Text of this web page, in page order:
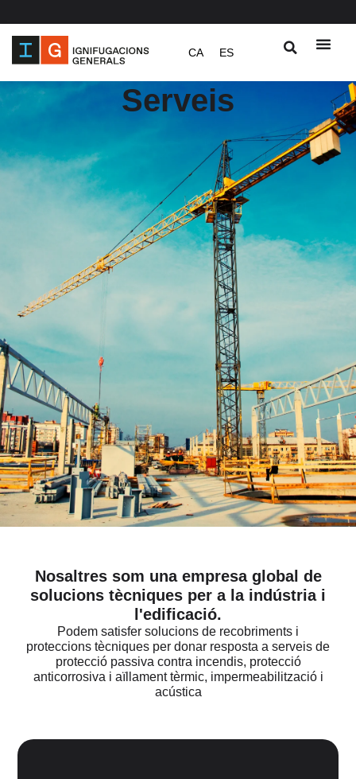
Vés
al
contingut
CA ES
Serveis
Nosaltres som una empresa global de
solucions tècniques per a la indústria i
l'edificació.
Podem satisfer solucions de recobriments i
proteccions tècniques per donar resposta a serveis de
protecció passiva contra incendis, protecció
anticorrosiva i aïllament tèrmic, impermeabilització i
acústica